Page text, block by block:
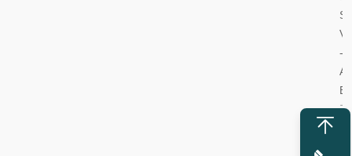
S
V
-
A/
B
基